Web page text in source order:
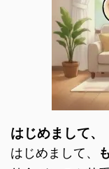
はじめまして、
はじめまして、